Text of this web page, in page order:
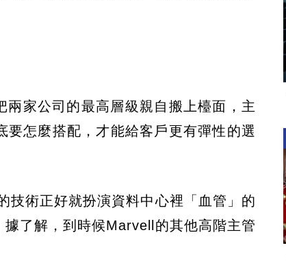
家公司的最高層級親自搬上檯面，主
怎麼搭配，才能給客戶更有彈性的選
技術正好就扮演資料中心裡「血管」的
了解，到時候Marvell的其他高階主管